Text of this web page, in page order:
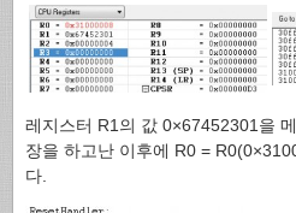
레지스터 R1의 값 0×67452301을
장을 하고난 이후에 R0 =
다.